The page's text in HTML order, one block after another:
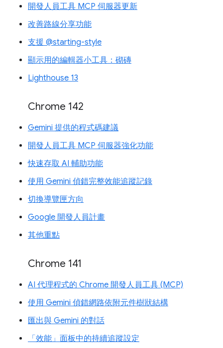
開發人員工具 MCP 伺服器更新
改善路線分享功能
支援 @starting-style
顯示用的編輯器小工具：砌磚
Lighthouse 13
Chrome 142
Gemini 提供的程式碼建議
開發人員工具 MCP 伺服器強化功能
快速存取 AI 輔助功能
使用 Gemini 偵錯完整效能追蹤記錄
切換導覽匣方向
Google 開發人員計畫
其他重點
Chrome 141
AI 代理程式的 Chrome 開發人員工具 (MCP)
使用 Gemini 偵錯網路依附元件樹狀結構
匯出與 Gemini 的對話
「效能」面板中的持續追蹤設定